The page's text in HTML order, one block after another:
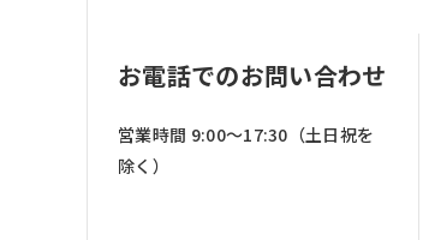
お電話でのお問い合わせ
営業時間 9:00〜17:30（土日祝を
除く）